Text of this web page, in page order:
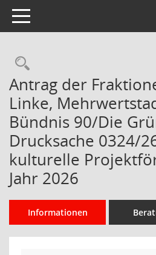
Toggle navigation
Rechercheauswahl
Antrag der
Linke,
Bündnis 90/Die
Drucksache 0324/
kulturelle
Jahr 2026
Informationen